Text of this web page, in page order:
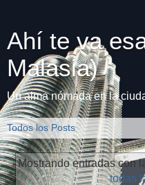
Ahí te va
Malasia)
Un alma nómada en la
Mostrando entradas con
todas